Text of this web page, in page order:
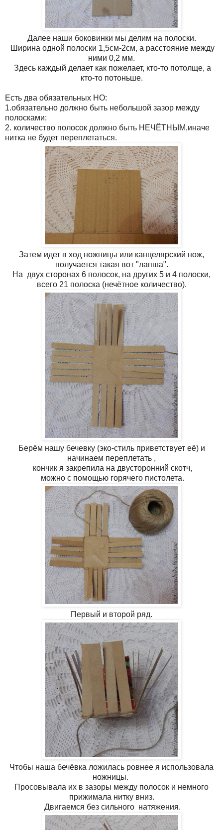
Далее наши боковинки мы делим на полоски.
Ширина одной полоски 1,5см-2см, а расстояние между
ними 0,2 мм.
Здесь каждый делает как пожелает, кто-то потолще, а
кто-то потоньше.
Есть два обязательных НО:
1.обязательно должно быть небольшой зазор между
полосками;
2. количество полосок должно быть НЕЧЁТНЫМ,иначе
нитка не будет переплетаться.
Затем идет в ход ножницы или канцелярский нож,
получается такая вот "лапша".
На двух сторонах 6 полосок, на других 5 и 4 полоски,
всего 21 полоска (нечётное количество).
Берём нашу бечевку (эко-стиль приветствует её) и
начинаем переплетать ,
кончик я закрепила на двусторонний скотч,
можно с помощью горячего пистолета.
Первый и второй ряд.
Чтобы наша бечёвка ложилась ровнее я использовала
ножницы.
Просовывала их в зазоры между полосок и немного
прижимала нитку вниз.
Двигаемся без сильного натяжения.